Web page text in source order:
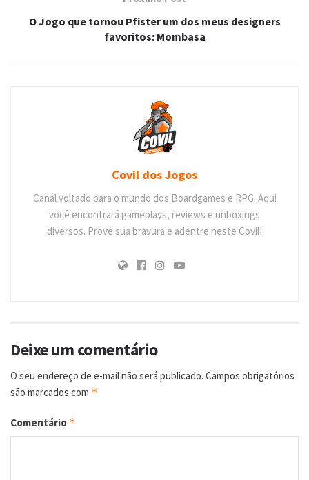
O Jogo que tornou Pfister um dos meus designers
favoritos: Mombasa
Covil dos Jogos
Canal voltado para o mundo dos Boardgames e RPG. Aqui
você encontrará gameplays, reviews e unboxings
diversos. Prove sua bravura e adentre neste Covil!
Deixe um comentário
O seu endereço de e-mail não será publicado. Campos obrigatórios
são marcados com *
Comentário *